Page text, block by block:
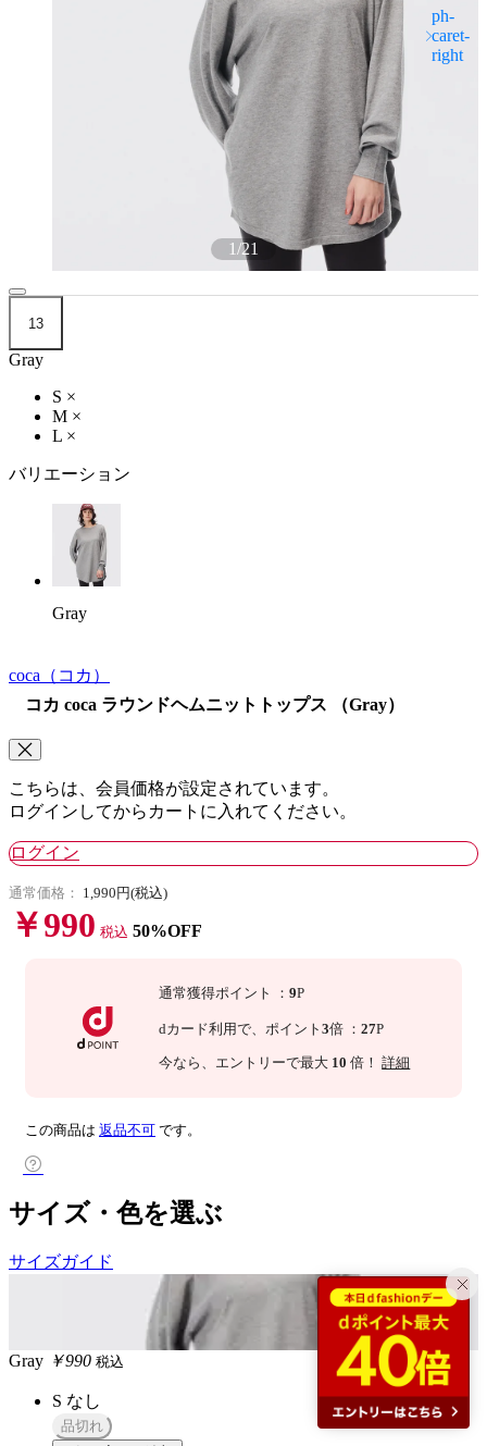
1/21
13
Gray
S ×
M ×
L ×
バリエーション
Gray
coca （コカ）
コカ coca ラウンドヘムニットトップス （Gray）
こちらは、会員価格が設定されています。
ログインしてからカートに入れてください。
ログイン
通常価格： 1,990円(税込)
￥990 税込 50%OFF
通常獲得ポイント ：9P
dカード利用で、 ポイント3倍 ：27P
今なら 、エントリーで最大 10 倍！詳細
この商品は 返品不可 です。
サイズ・色を選ぶ
サイズガイド
Gray ￥990 税込
S なし
品切れ